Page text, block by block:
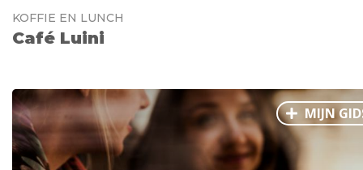
KOFFIE EN LUNCH
Café Luini
MIJN